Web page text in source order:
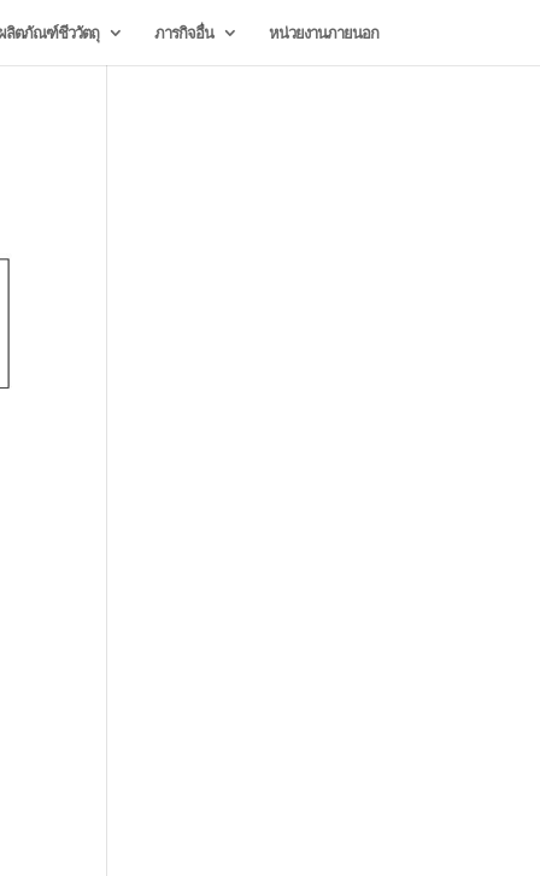
ผลิตภัณฑ์ชีววัตถุ ภารกิจอื่น หน่วยงานภายนอก